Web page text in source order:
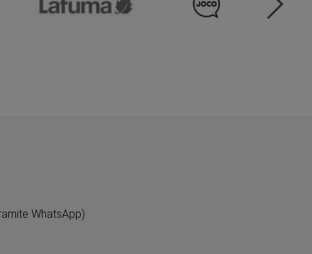
WhatsApp)